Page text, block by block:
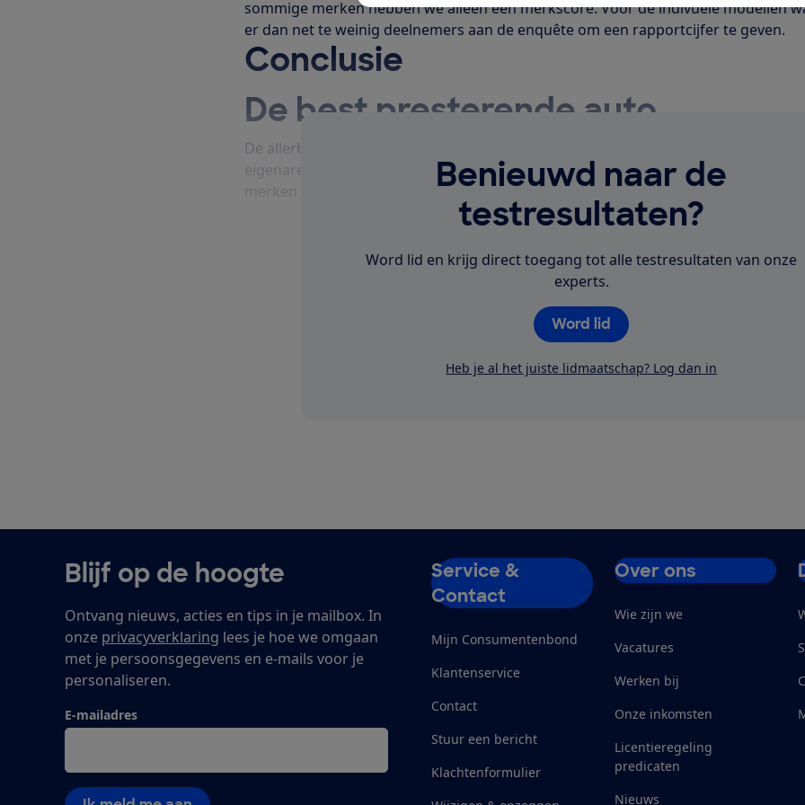
sommige merken hebben we alleen een merkscore. Voor de indivuele modellen
er dan net te weinig deelnemers aan de enquête om een rapportcijfer te geven.
Conclusie
De best presterende auto
De allerbetrouwbaarste auto? Die komt dit jaar opnieuw opnieuw uit Japan. De
eigenaren van deze auto rapporteerden nauwelijks mankementen. Bekijk hoe alle
merken in 2026 scoren op automankementen.Benieuwd naar de
testresultaten?
Word lid en krijg direct toegang tot alle testresultaten van onze
experts.
Word lid
Heb je al het juiste lidmaatschap? Log dan in
Blijf op de hoogte
Ontvang nieuws, acties en tips in je mailbox. In
onze privacyverklaring lees je hoe we omgaan
met je persoonsgegevens en e-mails voor je
personaliseren.
E-mailadres
Service &
Contact
Mijn Consumentenbond
Klantenservice
Contact
Stuur een bericht
Klachtenformulier
Over ons
Wie zijn we
Vacatures
Werken bij
Onze inkomsten
Licentieregeling
predicaten
Nieuws